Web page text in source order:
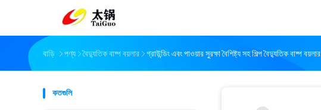
বাড়ি পণ্য বৈদ্যুতিক বাষ্প বয়লার গ্রাউন্ডিং এবং পাওয়ার সুরক্ষা বৈশিষ্ট্য সহ শিল্প বৈদ্যুতিক বাষ্প বয়লার
কতগুলি